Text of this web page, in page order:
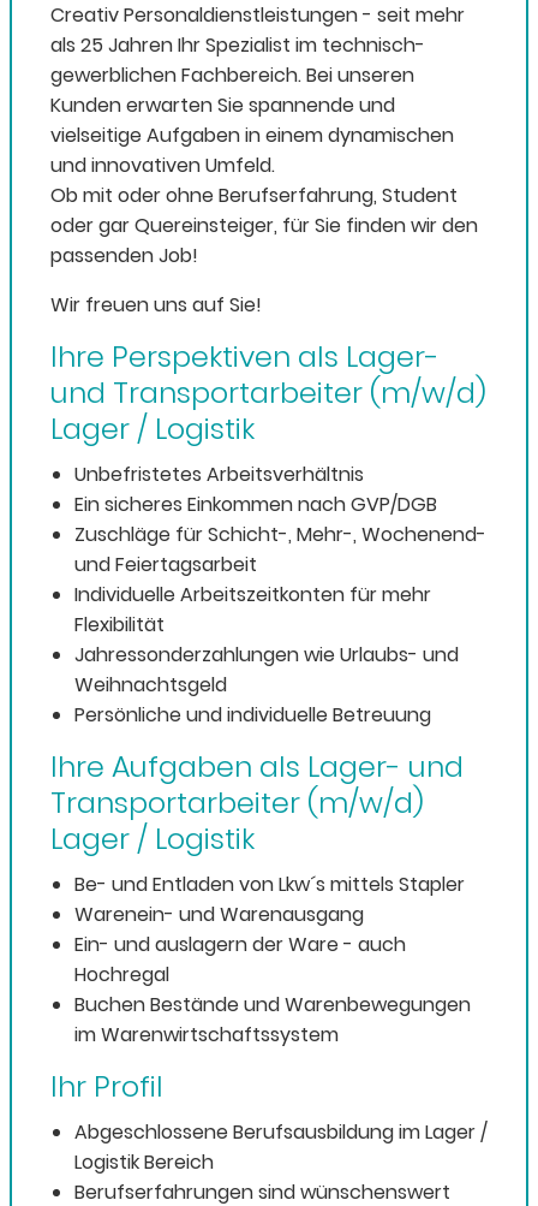
Creativ Personaldienstleistungen - seit mehr
als 25 Jahren Ihr Spezialist im technisch-
gewerblichen Fachbereich. Bei unseren
Kunden erwarten Sie spannende und
vielseitige Aufgaben in einem dynamischen
und innovativen Umfeld.
Ob mit oder ohne Berufserfahrung, Student
oder gar Quereinsteiger, für Sie finden wir den
passenden Job!
Wir freuen uns auf Sie!
Ihre Perspektiven als Lager-
und Transportarbeiter (m/w/d)
Lager / Logistik
Unbefristetes Arbeitsverhältnis
Ein sicheres Einkommen nach GVP/DGB
Zuschläge für Schicht-, Mehr-, Wochenend-
und Feiertagsarbeit
Individuelle Arbeitszeitkonten für mehr
Flexibilität
Jahressonderzahlungen wie Urlaubs- und
Weihnachtsgeld
Persönliche und individuelle Betreuung
Ihre Aufgaben als Lager- und
Transportarbeiter (m/w/d)
Lager / Logistik
Be- und Entladen von Lkw´s mittels Stapler
Warenein- und Warenausgang
Ein- und auslagern der Ware - auch
Hochregal
Buchen Bestände und Warenbewegungen
im Warenwirtschaftssystem
Ihr Profil
Abgeschlossene Berufsausbildung im Lager /
Logistik Bereich
Berufserfahrungen sind wünschenswert